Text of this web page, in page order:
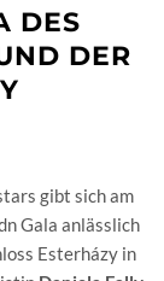
DES
DER
gibt sich am
Gala anlässlich
Esterházy in